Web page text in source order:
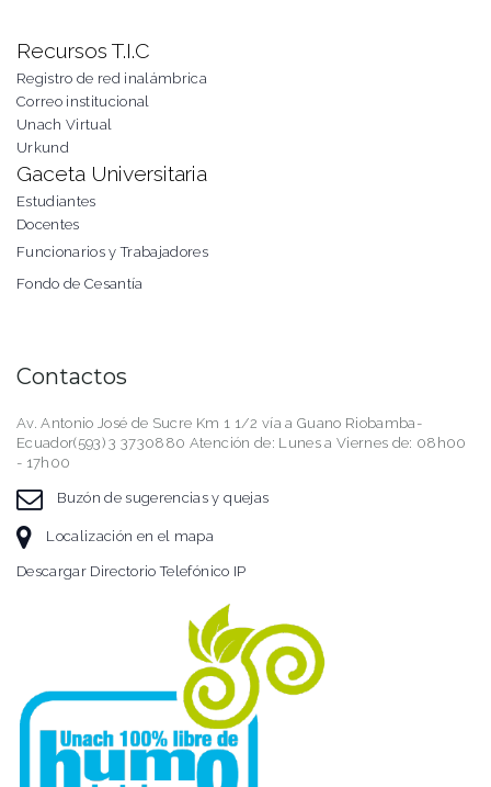
Recursos T.I.C
Registro de red inalámbrica
Correo institucional
Unach Virtual
Urkund
Gaceta Universitaria
Estudiantes
Docentes
Funcionarios y Trabajadores
Fondo de Cesantía
Contactos
Av. Antonio José de Sucre Km 1 1/2 vía a Guano Riobamba-
Ecuador(593) 3 3730880 Atención de: Lunes a Viernes de: 08h00
- 17h00
Buzón de sugerencias y quejas
Localización en el mapa
Descargar Directorio Telefónico IP